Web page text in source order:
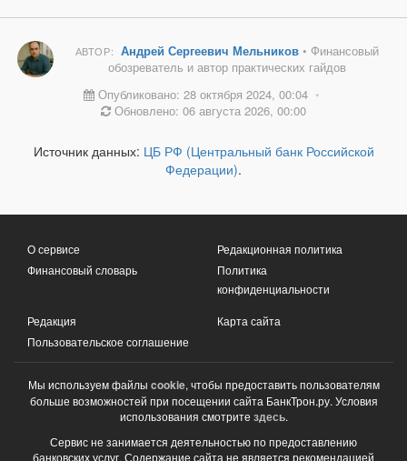
АВТОР: Андрей Сергеевич Мельников• Финансовый
обозреватель и автор практических гайдов
Опубликовано: 28 октября 2024, 00:04 •
Обновлено: 06 августа 2026, 00:00
Источник данных: ЦБ РФ (Центральный банк Российской
Федерации).
О сервисе
Финансовый словарь
Редакционная политика
Политика
конфиденциальности
Редакция
Пользовательское соглашение
Карта сайта
Мы используем файлы cookie, чтобы предоставить пользователям
больше возможностей при посещении сайта БанкТрон.ру. Условия
использования смотрите здесь.
Сервис не занимается деятельностью по предоставлению
банковских услуг. Содержание сайта не является рекомендацией